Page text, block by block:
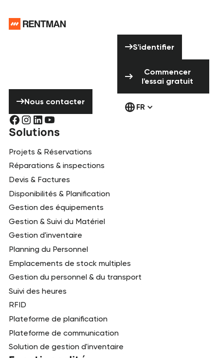
Nous contacter
S'identifier
Commencer
l'essai gratuit
FR
Solutions
Projets & Réservations
Réparations & inspections
Devis & Factures
Disponibilités & Planification
Gestion des équipements
Gestion & Suivi du Matériel
Gestion d'inventaire
Planning du Personnel
Emplacements de stock multiples
Gestion du personnel & du transport
Suivi des heures
RFID
Plateforme de planification
Plateforme de communication
Solution de gestion d'inventaire